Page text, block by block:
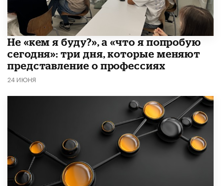
Не «кем я буду?», а «что я попробую
сегодня»: три дня, которые меняют
представление о профессиях
24 ИЮНЯ